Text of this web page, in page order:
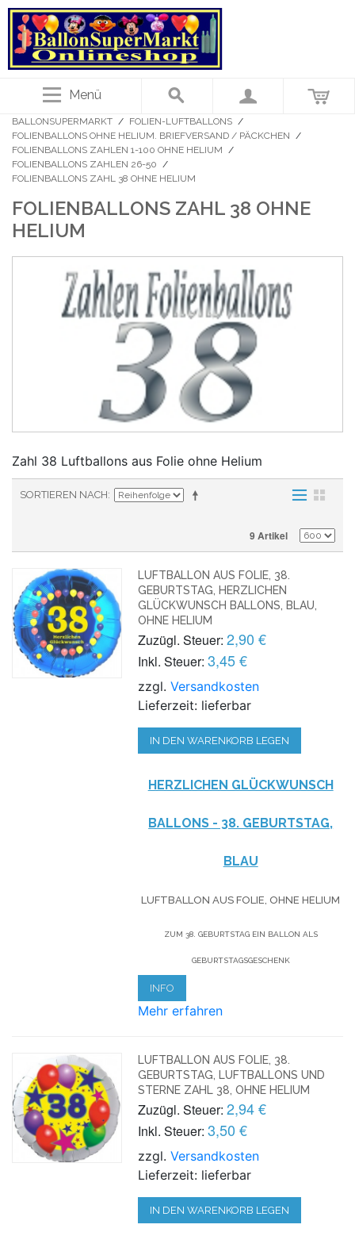
Menü
BALLONSUPERMARKT / FOLIEN-LUFTBALLONS /
FOLIENBALLONS OHNE HELIUM. BRIEFVERSAND / PÄCKCHEN /
FOLIENBALLONS ZAHLEN 1-100 OHNE HELIUM /
FOLIENBALLONS ZAHLEN 26-50 /
FOLIENBALLONS ZAHL 38 OHNE HELIUM
FOLIENBALLONS ZAHL 38 OHNE
HELIUM
Zahl 38 Luftballons aus Folie ohne Helium
SORTIEREN NACH
9 Artikel
LUFTBALLON AUS FOLIE, 38.
GEBURTSTAG, HERZLICHEN
GLÜCKWUNSCH BALLONS, BLAU,
OHNE HELIUM
Zuzügl. Steuer: 2,90 €
Inkl. Steuer: 3,45 €
zzgl.Versandkosten
Lieferzeit: lieferbar
IN DEN WARENKORB LEGEN
HERZLICHEN GLÜCKWUNSCH
BALLONS - 38. GEBURTSTAG,
BLAU
LUFTBALLON AUS FOLIE, OHNE HELIUM
ZUM 38. GEBURTSTAG EIN BALLON ALS
GEBURTSTAGSGESCHENK
INFO
Mehr erfahren
LUFTBALLON AUS FOLIE, 38.
GEBURTSTAG, LUFTBALLONS UND
STERNE ZAHL 38, OHNE HELIUM
Zuzügl. Steuer: 2,94 €
Inkl. Steuer: 3,50 €
zzgl.Versandkosten
Lieferzeit: lieferbar
IN DEN WARENKORB LEGEN